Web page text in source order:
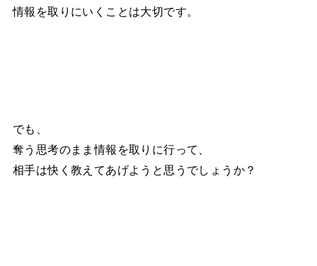
情報を取りにいくことは大切です。
でも、
奪う思考のまま情報を取りに行って、
相手は快く教えてあげようと思うでしょうか？